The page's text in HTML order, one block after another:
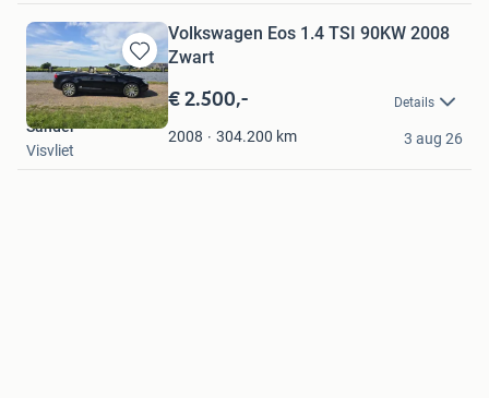
Bewaren
in
Mijn
Favorieten
Volkswagen Eos 1.4 TSI 90KW 2008
Zwart
€ 2.500,- Details
2008 304.200 km
Sander
Visvliet
3 aug 26